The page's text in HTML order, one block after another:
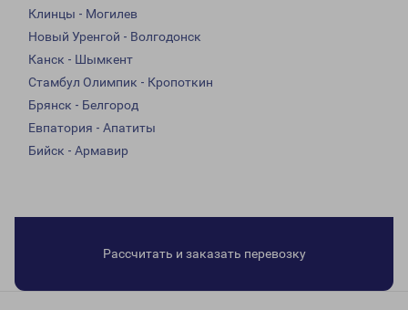
Клинцы - Могилев
Новый Уренгой - Волгодонск
Канск - Шымкент
Стамбул Олимпик - Кропоткин
Брянск - Белгород
Евпатория - Апатиты
Бийск - Армавир
Рассчитать и заказать перевозку